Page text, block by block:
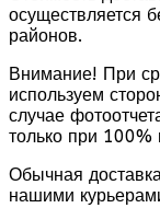
осуществляется
районов.
Внимание! При
используем
случае
только при 100%
Обычная
нашими